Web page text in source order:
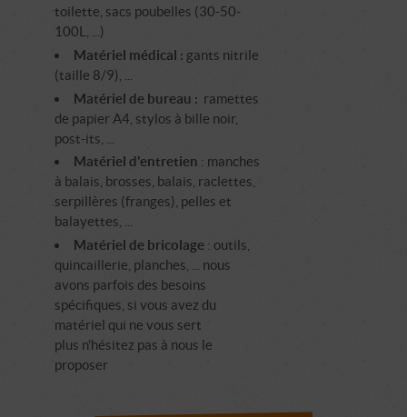
toilette, sacs poubelles (30-50-
100L, ...)
Matériel médical : gants nitrile
(taille 8/9), ...
Matériel de bureau : ramettes
de papier A4, stylos à bille noir,
post-its, ...
Matériel d'entretien : manches
à balais, brosses, balais, raclettes,
serpillères (franges), pelles et
balayettes, ...
Matériel de bricolage : outils,
quincaillerie, planches, ... nous
avons parfois des besoins
spécifiques, si vous avez du
matériel qui ne vous sert
plus n'hésitez pas à nous le
proposer